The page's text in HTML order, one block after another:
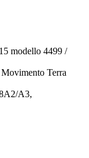
modello 4499 /
Terra
A3,